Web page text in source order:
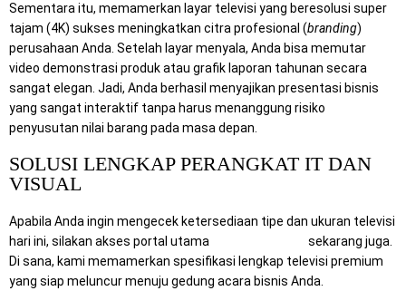
Sementara itu, memamerkan layar televisi yang beresolusi super
tajam (4K) sukses meningkatkan citra profesional (branding)
perusahaan Anda. Setelah layar menyala, Anda bisa memutar
video demonstrasi produk atau grafik laporan tahunan secara
sangat elegan. Jadi, Anda berhasil menyajikan presentasi bisnis
yang sangat interaktif tanpa harus menanggung risiko
penyusutan nilai barang pada masa depan.
SOLUSI LENGKAP PERANGKAT IT DAN
VISUAL
Apabila Anda ingin mengecek ketersediaan tipe dan ukuran televisi
hari ini, silakan akses portal utama
sekarang juga.
Di sana, kami memamerkan spesifikasi lengkap televisi premium
yang siap meluncur menuju gedung acara bisnis Anda.